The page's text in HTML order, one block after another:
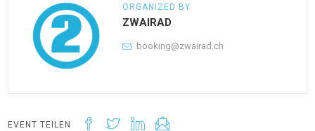
ORGANIZED BY
ZWAIRAD
booking@zwairad.ch
EVENT TEILEN